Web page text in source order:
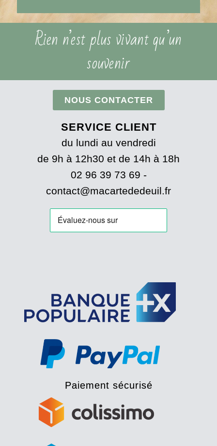
Rien n’est plus vivant qu’un
souvenir
NOUS CONTACTER
SERVICE CLIENT
du lundi au vendredi
de 9h à 12h30 et de 14h à 18h
02 96 39 73 69 -
contact@macartededeuil.fr
Paiement sécurisé